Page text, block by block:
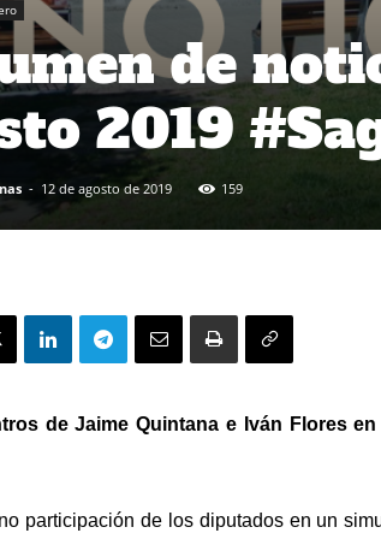
de
2019
- 12 de agosto de 2019 159
de Jaime Quintana e Iván Flores
participación de los diputados en un